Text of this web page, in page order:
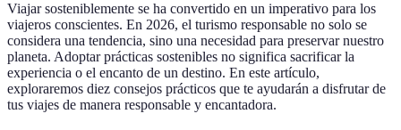
Viajar sosteniblemente se ha convertido en un imperativo para los
viajeros conscientes. En 2026, el turismo responsable no solo se
considera una tendencia, sino una necesidad para preservar nuestro
planeta. Adoptar prácticas sostenibles no significa sacrificar la
experiencia o el encanto de un destino. En este artículo,
exploraremos diez consejos prácticos que te ayudarán a disfrutar de
tus viajes de manera responsable y encantadora.